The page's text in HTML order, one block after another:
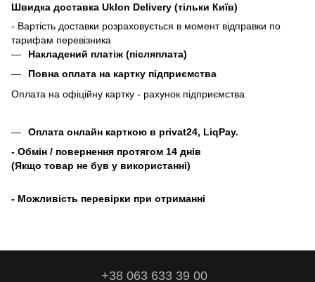
Швидка доставка Uklon Delivery (тільки Київ)
- Вартість доставки розраховується в момент відправки по
тарифам перевізника
Накладений платіж (післяплата)
Повна оплата на картку підприємства
Оплата на офіційну картку - рахунок підприємства
Оплата онлайн карткою в privat24, LiqPay.
- Обмін / повернення протягом 14 днів
(Якщо товар не був у використанні)
- Можливість перевірки при отриманні
+38 063 633 39 00